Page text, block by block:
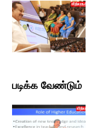
படிக்க வேண்டும்